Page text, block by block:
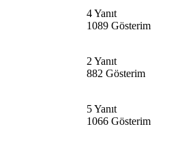
4 Yanıt
1089 Gösterim
2 Yanıt
882 Gösterim
5 Yanıt
1066 Gösterim